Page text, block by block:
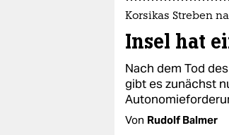
Korsikas Streben
Insel hat
Nach dem Tod
gibt es zunächst
Von Rudolf Balmer